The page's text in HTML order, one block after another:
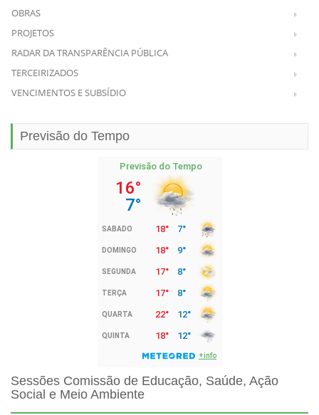
OBRAS
PROJETOS
RADAR DA TRANSPARÊNCIA PÚBLICA
TERCEIRIZADOS
VENCIMENTOS E SUBSÍDIO
Previsão do Tempo
Sessões Comissão de Educação, Saúde, Ação
Social e Meio Ambiente